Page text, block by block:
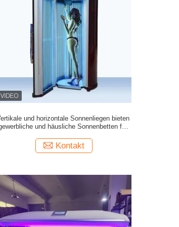
und horizontale Sonnenliegen bieten
und häusliche Sonnenbetten für
Kontakt